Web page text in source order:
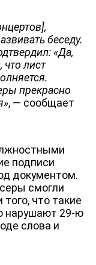
беседу.
«Да,
лист
прекрасно
, — сообщает
подписи
документом.
смогли
того, что такие
нарушают 29-ю
слова и